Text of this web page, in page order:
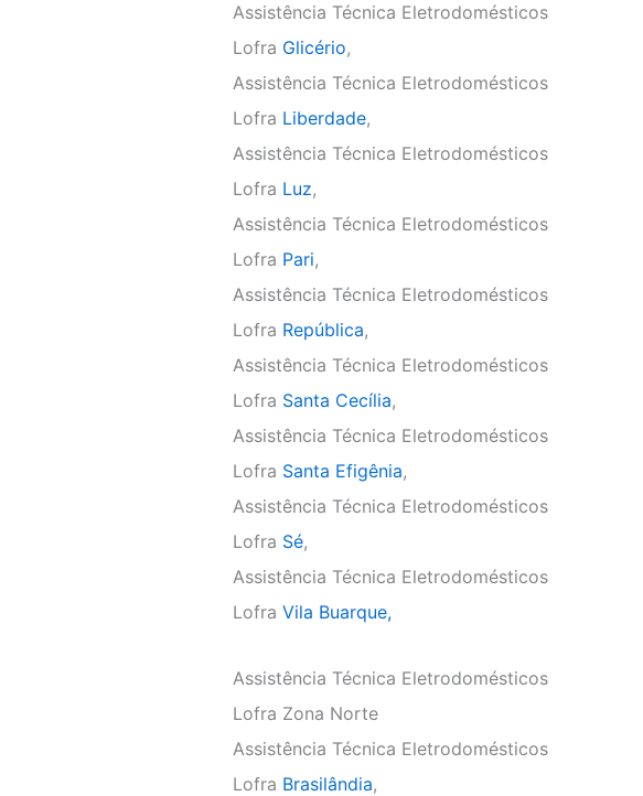
Assistência Técnica Eletrodomésticos
Lofra Glicério,
Assistência Técnica Eletrodomésticos
Lofra Liberdade,
Assistência Técnica Eletrodomésticos
Lofra Luz,
Assistência Técnica Eletrodomésticos
Lofra Pari,
Assistência Técnica Eletrodomésticos
Lofra República,
Assistência Técnica Eletrodomésticos
Lofra Santa Cecília,
Assistência Técnica Eletrodomésticos
Lofra Santa Efigênia,
Assistência Técnica Eletrodomésticos
Lofra Sé,
Assistência Técnica Eletrodomésticos
Lofra Vila Buarque,
Assistência Técnica Eletrodomésticos
Lofra Zona Norte
Assistência Técnica Eletrodomésticos
Lofra Brasilândia,